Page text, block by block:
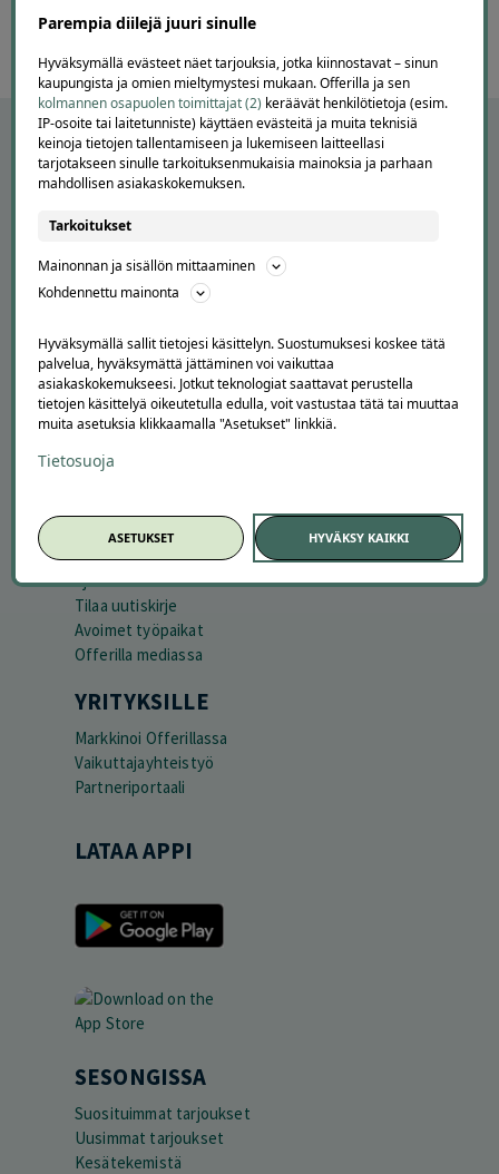
APUA JA NEUVOJA
Peruuta tilaus
Asiakaspalvelu
Kuinka Offerilla toimii
Suosittele Offerillaa
TUTUSTU MEIHIN
Tietoa meistä
Ajankohtaista
Tilaa uutiskirje
Avoimet työpaikat
Offerilla mediassa
YRITYKSILLE
Markkinoi Offerillassa
Vaikuttajayhteistyö
Partneriportaali
LATAA APPI
SESONGISSA
Suosituimmat tarjoukset
Uusimmat tarjoukset
Kesätekemistä
Parempia diilejä juuri sinulle
Hyväksymällä evästeet näet tarjouksia, jotka kiinnostavat – sinun
kaupungista ja omien mieltymystesi mukaan. Offerilla ja sen
kolmannen osapuolen toimittajat (2) keräävät henkilötietoja (esim.
IP-osoite tai laitetunniste) käyttäen evästeitä ja muita teknisiä
keinoja tietojen tallentamiseen ja lukemiseen laitteellasi
tarjotakseen sinulle tarkoituksenmukaisia mainoksia ja parhaan
mahdollisen asiakaskokemuksen.
Tarkoitukset
Mainonnan ja sisällön mittaaminen
Kohdennettu mainonta
Hyväksymällä sallit tietojesi käsittelyn. Suostumuksesi koskee tätä
palvelua, hyväksymättä jättäminen voi vaikuttaa
asiakaskokemukseesi. Jotkut teknologiat saattavat perustella
tietojen käsittelyä oikeutetulla edulla, voit vastustaa tätä tai muuttaa
muita asetuksia klikkaamalla "Asetukset" linkkiä.
Tietosuoja
ASETUKSET HYVÄKSY KAIKKI